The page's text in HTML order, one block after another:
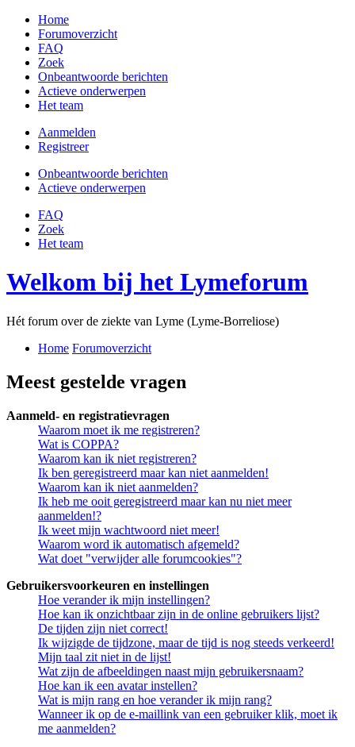
Home
Forumoverzicht
FAQ
Zoek
Onbeantwoorde berichten
Actieve onderwerpen
Het team
Aanmelden
Registreer
Onbeantwoorde berichten
Actieve onderwerpen
FAQ
Zoek
Het team
Welkom bij het Lymeforum
Hét forum over de ziekte van Lyme (Lyme-Borreliose)
Home Forumoverzicht
Meest gestelde vragen
Aanmeld- en registratievragen
Waarom moet ik me registreren?
Wat is COPPA?
Waarom kan ik niet registreren?
Ik ben geregistreerd maar kan niet aanmelden!
Waarom kan ik niet aanmelden?
Ik heb me ooit geregistreerd maar kan nu niet meer
aanmelden!?
Ik weet mijn wachtwoord niet meer!
Waarom word ik automatisch afgemeld?
Wat doet "verwijder alle forumcookies"?
Gebruikersvoorkeuren en instellingen
Hoe verander ik mijn instellingen?
Hoe kan ik onzichtbaar zijn in de online gebruikers lijst?
De tijden zijn niet correct!
Ik wijzigde de tijdzone, maar de tijd is nog steeds verkeerd!
Mijn taal zit niet in de lijst!
Wat zijn de afbeeldingen naast mijn gebruikersnaam?
Hoe kan ik een avatar instellen?
Wat is mijn rang en hoe verander ik mijn rang?
Wanneer ik op de e-maillink van een gebruiker klik, moet ik
me aanmelden?